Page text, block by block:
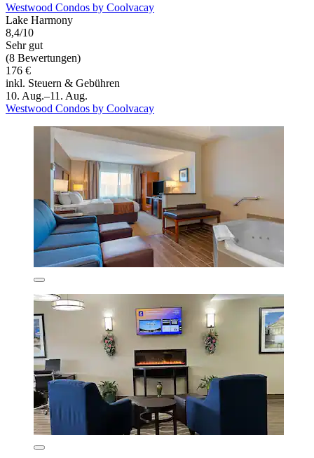
Westwood Condos by Coolvacay
Lake Harmony
8,4/10
Sehr gut
(8 Bewertungen)
176 €
inkl. Steuern & Gebühren
10. Aug.–11. Aug.
Westwood Condos by Coolvacay